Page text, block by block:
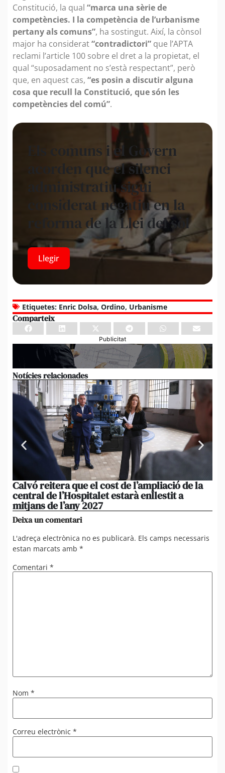
Constitució, la qual “marca una sèrie de
competències. I la competència de l’urbanisme
pertany als comuns”, ha sostingut. Així, la cònsol
major ha considerat“contradictori” que l’APTA
reclami l’article 100 sobre el dret a la propietat, el
qual “suposadament no s’està respectant”, però
que, en aquest cas, “es posin a discutir alguna
cosa que recull la Constitució, que són les
competències del comú”.
Els comuns i el Govern
acorden que el silenci
administratiu sigui
considerat negatiu en la
reforma de la Llei del sòl
Llegir
Etiquetes: Enric Dolsa, Ordino, Urbanisme
Comparteix
Publicitat
Notícies relacionades
Calvó reitera que el cost de l’ampliació de la
central de l’Hospitalet estarà enllestit a
mitjans de l’any 2027
Deixa un comentari
L'adreça electrònica no es publicarà. Els camps necessaris
estan marcats amb *
Comentari *
Nom *
Correu electrònic *